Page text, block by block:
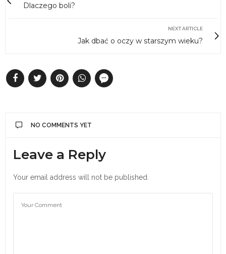
Dlaczego boli?
NEXT ARTICLE
Jak dbać o oczy w starszym wieku?
NO COMMENTS YET
Leave a Reply
Your email address will not be published.